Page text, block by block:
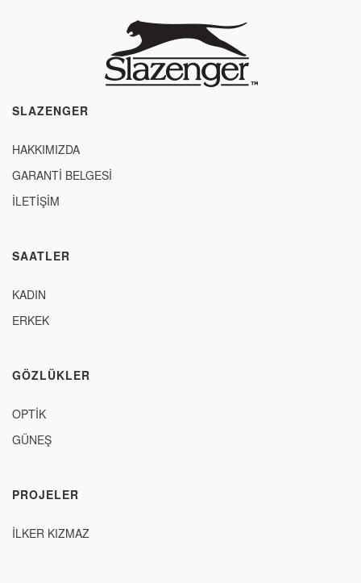
SLAZENGER
HAKKIMIZDA
GARANTİ BELGESİ
İLETİŞİM
SAATLER
KADIN
ERKEK
GÖZLÜKLER
OPTİK
GÜNEŞ
PROJELER
İLKER KIZMAZ